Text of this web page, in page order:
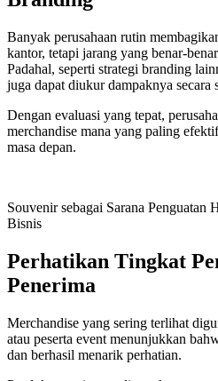
Banyak perusahaan rutin
kantor, tetapi jarang yang benar-
Padahal, seperti strategi branding
juga dapat diukur dampaknya secara
Dengan evaluasi yang tepat,
merchandise mana yang paling
masa depan.
Souvenir sebagai Sarana Penguatan
Bisnis
Perhatikan Tingkat
Penerima
Merchandise yang sering terlihat
atau peserta event menunjukkan
dan berhasil menarik perhatian.